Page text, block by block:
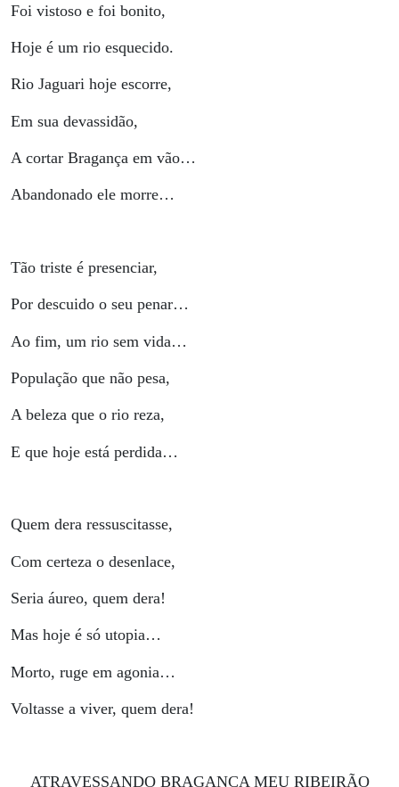
Foi vistoso e foi bonito,
Hoje é um rio esquecido.
Rio Jaguari hoje escorre,
Em sua devassidão,
A cortar Bragança em vão…
Abandonado ele morre…
Tão triste é presenciar,
Por descuido o seu penar…
Ao fim, um rio sem vida…
População que não pesa,
A beleza que o rio reza,
E que hoje está perdida…
Quem dera ressuscitasse,
Com certeza o desenlace,
Seria áureo, quem dera!
Mas hoje é só utopia…
Morto, ruge em agonia…
Voltasse a viver, quem dera!
ATRAVESSANDO BRAGANÇA MEU RIBEIRÃO